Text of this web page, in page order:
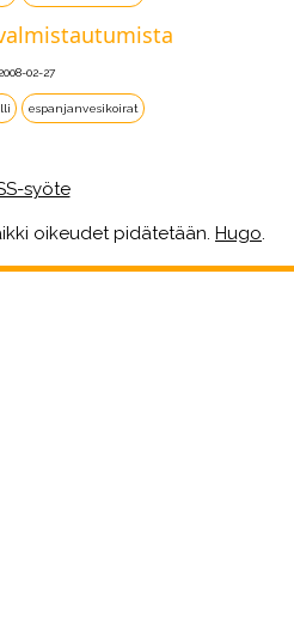
2008-02-27
espanjanvesikoirat
syöte
oikeudet pidätetään. Hugo.